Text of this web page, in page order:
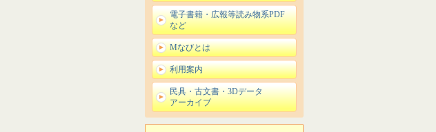
電子書籍・広報等読み物系PDF
など
Mなびとは
利用案内
民具・古文書・3Dデータ
アーカイブ